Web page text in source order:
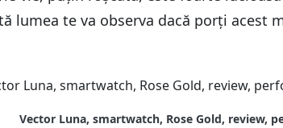
lumea te va observa dacă porți acest
Vector Luna, smartwatch, Rose Gold, review,